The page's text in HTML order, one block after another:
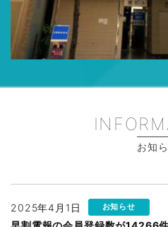
お知
2025年4月1日 お知らせ